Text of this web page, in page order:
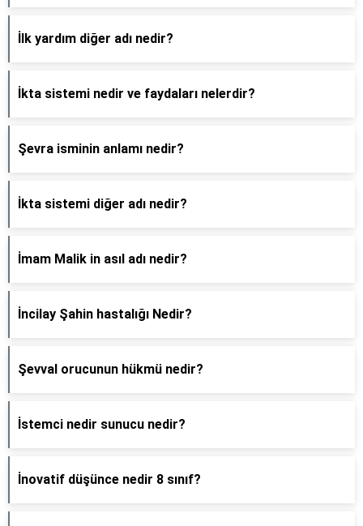
İlk yardım diğer adı nedir?
İkta sistemi nedir ve faydaları nelerdir?
Şevra isminin anlamı nedir?
İkta sistemi diğer adı nedir?
İmam Malik in asıl adı nedir?
İncilay Şahin hastalığı Nedir?
Şevval orucunun hükmü nedir?
İstemci nedir sunucu nedir?
İnovatif düşünce nedir 8 sınıf?